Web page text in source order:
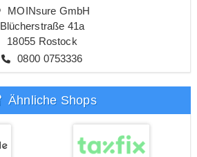
MOINsure GmbH
Blücherstraße 41a
18055 Rostock
0800 0753336
Ähnliche Shops